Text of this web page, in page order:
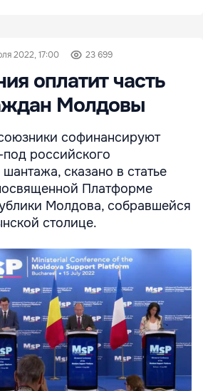
2022, 17:00 23 699
оплатит часть
Молдовы
софинансируют
российского
сказано в статье
Платформе
Молдова, собравшейся
столице.